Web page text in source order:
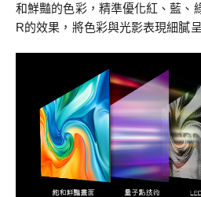
和鮮豔的色彩，精準優化紅、藍、
R的效果，將色彩與光影表現細膩